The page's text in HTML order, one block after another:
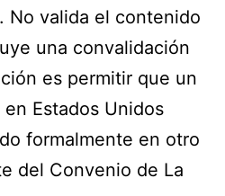
No valida el contenido
una convalidación
es permitir que un
Estados Unidos
formalmente en otro
del Convenio de La